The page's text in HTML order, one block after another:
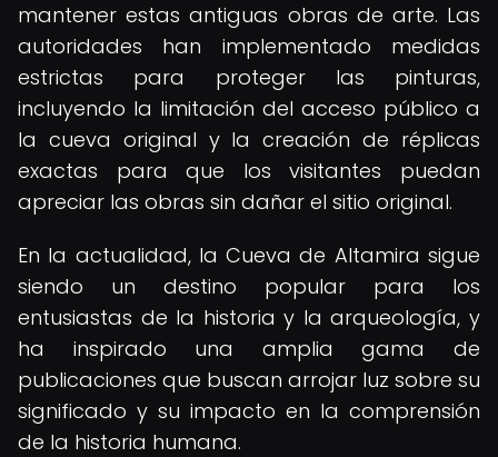
mantener estas antiguas obras de arte. Las
autoridades han implementado medidas
estrictas para proteger las pinturas,
incluyendo la limitación del acceso público a
la cueva original y la creación de réplicas
exactas para que los visitantes puedan
apreciar las obras sin dañar el sitio original.
En la actualidad, la Cueva de Altamira sigue
siendo un destino popular para los
entusiastas de la historia y la arqueología, y
ha inspirado una amplia gama de
publicaciones que buscan arrojar luz sobre su
significado y su impacto en la comprensión
de la historia humana.